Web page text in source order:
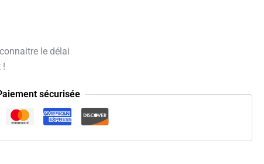
le délai
!
sécurisée